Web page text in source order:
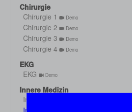
Chirurgie
Chirurgie 1
Demo
Chirurgie 2 Demo
Chirurgie 3 Demo
Chirurgie 4 Demo
EKG
EKG
Demo
Innere Medizin
Innere Medizin 1
Innere Medizin 2